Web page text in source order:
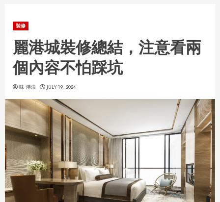
裝修
麗港城裝修總結，注意看兩
個內容不怕踩坑
味 港浪 JULY 19, 2024